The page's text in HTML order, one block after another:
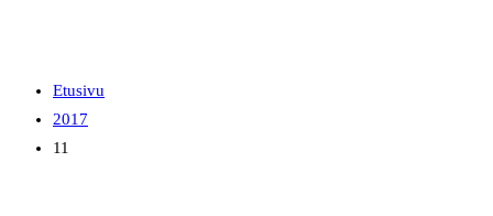
Etusivu
2017
11